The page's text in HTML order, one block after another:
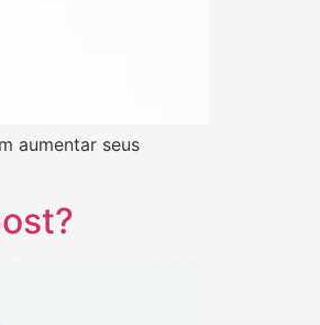
aumentar seus